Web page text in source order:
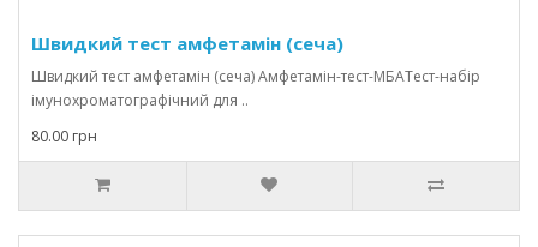
Швидкий тест амфетамін (сеча)
Швидкий тест амфетамін (сеча) Амфетамін-тест-МБАТест-набір
імунохроматографічний для ..
80.00 грн